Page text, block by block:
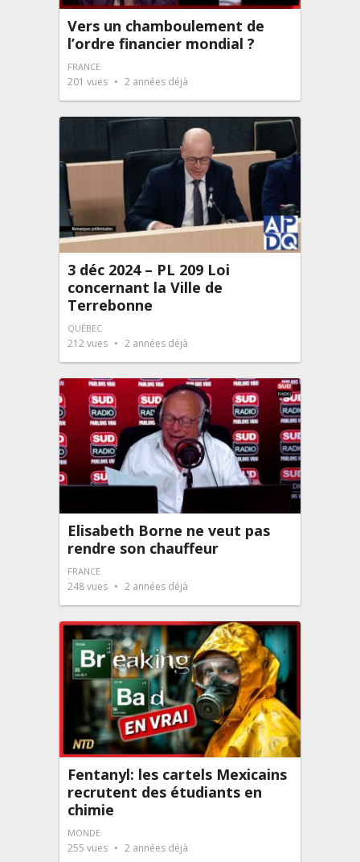
Vers un chamboulement de
l’ordre financier mondial ?
FRANCE
201 vues 2 années déjà
3 déc 2024 – PL 209 Loi
concernant la Ville de
Terrebonne
QUÉBEC
212vues 2 années déjà
Elisabeth Borne ne veut pas
rendre son chauffeur
FRANCE
248vues 2 années déjà
Fentanyl: les cartels Mexicains
recrutent des étudiants en
chimie
MONDE
255 vues 2 années déjà